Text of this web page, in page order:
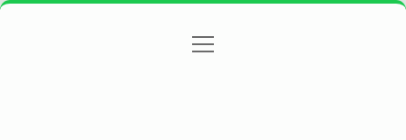
Gizlilik Politikası
menüyü